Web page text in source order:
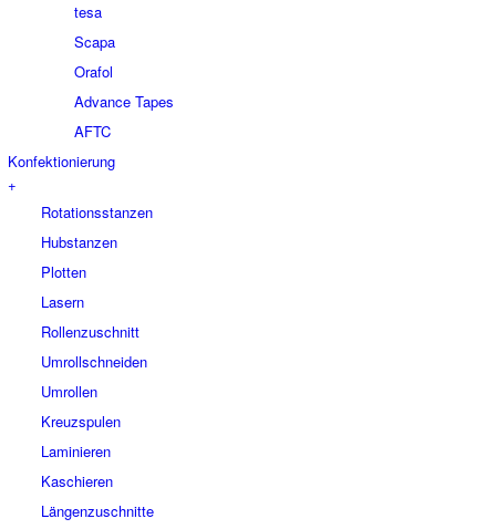
tesa
Scapa
Orafol
Advance Tapes
AFTC
Konfektionierung
+
Rotationsstanzen
Hubstanzen
Plotten
Lasern
Rollenzuschnitt
Umrollschneiden
Umrollen
Kreuzspulen
Laminieren
Kaschieren
Längenzuschnitte